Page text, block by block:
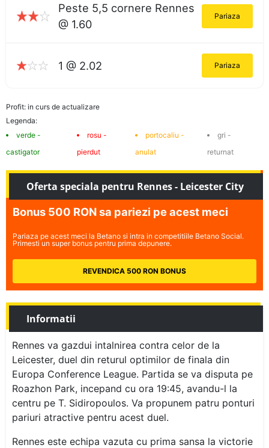
Peste 5,5 cornere Rennes
@ 1.60
Pariaza
1 @ 2.02 Pariaza
Profit: in curs de actualizare
Legenda:
verde -
castigator
rosu -
pierdut
portocaliu -
anulat
gri -
returnat
Oferta speciala pentru Rennes - Leicester City
Bonus 500 RON sa pariezi pe acest meci
Pariaza pe acest meci la Betano si intra in competitiile Betano Social.
Primesti un super bonus pentru prima depunere.
REVENDICA 500 RON BONUS
Informatii
Rennes va gazdui intalnirea contra celor de la
Leicester, duel din returul optimilor de finala din
Europa Conference League. Partida se va disputa pe
Roazhon Park, incepand cu ora 19:45, avandu-l la
centru pe T. Sidiropoulos. Va propunem patru ponturi
pariuri atractive pentru acest duel.
Rennes este echipa vazuta cu prima sansa la victorie